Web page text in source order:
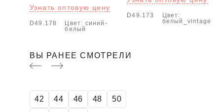
Узнать оптовую цену
D49.178
Цвет: синий-
белый
D49.173
Цвет:
белый_vintage
ВЫ РАНЕЕ СМОТРЕЛИ
42 44 46 48 50